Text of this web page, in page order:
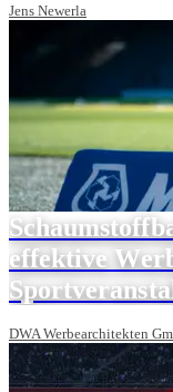
Jens Newerla
effektive
DWA Werbearchitekten